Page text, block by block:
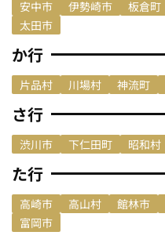
安中市 伊勢崎市 板倉町
太田市
か行
片品村 川場村 神流町
さ行
渋川市 下仁田町 昭和村
た行
高崎市 高山村 館林市
富岡市